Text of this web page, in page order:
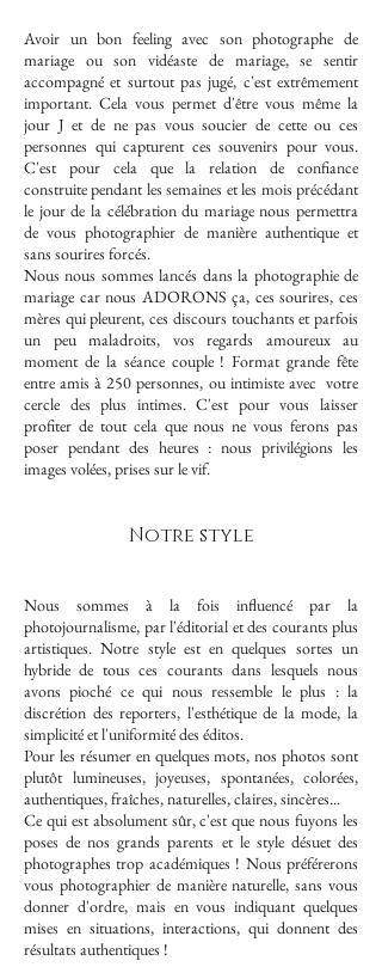
Avoir un bon feeling avec son photographe de
mariage ou son vidéaste de mariage, se sentir
accompagné et surtout pas jugé, c'est extrêmement
important. Cela vous permet d'être vous même la
jour J et de ne pas vous soucier de cette ou ces
personnes qui capturent ces souvenirs pour vous.
C'est pour cela que la relation de confiance
construite pendant les semaines et les mois précédant
le jour de la célébration du mariage nous permettra
de vous photographier de manière authentique et
sans sourires forcés.
Nous nous sommes lancés dans la photographie de
mariage car nous ADORONS ça, ces sourires, ces
mères qui pleurent, ces discours touchants et parfois
un peu maladroits, vos regards amoureux au
moment de la séance couple ! Format grande fête
entre amis à 250 personnes, ou intimiste avec votre
cercle des plus intimes. C'est pour vous laisser
profiter de tout cela que nous ne vous ferons pas
poser pendant des heures : nous privilégions les
images volées, prises sur le vif.
Notre style
Nous sommes à la fois influencé par la
photojournalisme, par l'éditorial et des courants plus
artistiques. Notre style est en quelques sortes un
hybride de tous ces courants dans lesquels nous
avons pioché ce qui nous ressemble le plus : la
discrétion des reporters, l'esthétique de la mode, la
simplicité et l'uniformité des éditos.
Pour les résumer en quelques mots, nos photos sont
plutôt lumineuses, joyeuses, spontanées, colorées,
authentiques, fraîches, naturelles, claires, sincères...
Ce qui est absolument sûr, c'est que nous fuyons les
poses de nos grands parents et le style désuet des
photographes trop académiques ! Nous préférerons
vous photographier de manière naturelle, sans vous
donner d'ordre, mais en vous indiquant quelques
mises en situations, interactions, qui donnent des
résultats authentiques !